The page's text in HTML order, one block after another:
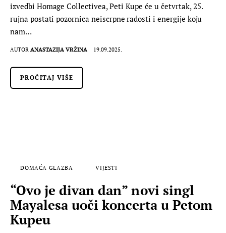
izvedbi Homage Collectivea, Peti Kupe će u četvrtak, 25.
rujna postati pozornica neiscrpne radosti i energije koju
nam…
AUTOR ANASTAZIJA VRŽINA 19.09.2025.
PROČITAJ VIŠE
DOMAĆA GLAZBA VIJESTI
“Ovo je divan dan” novi singl
Mayalesa uoči koncerta u Petom
Kupeu